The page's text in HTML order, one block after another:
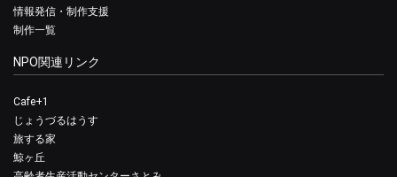
情報発信・制作支援
制作一覧
NPO関連リンク
Cafe+1
じょうづるはうす
旅する家
鯨ヶ丘